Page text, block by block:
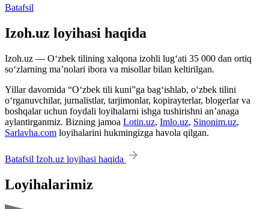
Batafsil
Izoh.uz loyihasi haqida
Izoh.uz — O‘zbek tilining xalqona izohli lug‘ati 35 000 dan ortiq
so‘zlarning ma’nolari ibora va misollar bilan keltirilgan.
Yillar davomida “O‘zbek tili kuni”ga bag‘ishlab, o‘zbek tilini
o‘rganuvchilar, jurnalistlar, tarjimonlar, kopirayterlar, blogerlar va
boshqalar uchun foydali loyihalarni ishga tushirishni an’anaga
aylantirganmiz. Bizning jamoa Lotin.uz, Imlo.uz, Sinonim.uz,
Sarlavha.com loyihalarini hukmingizga havola qilgan.
Batafsil Izoh.uz loyihasi haqida
Loyihalarimiz